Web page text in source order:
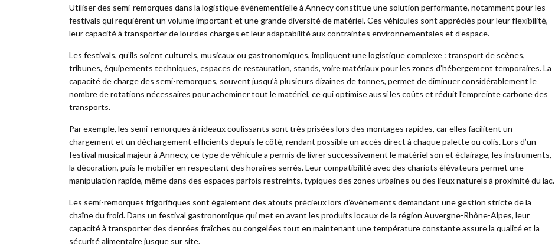
Utiliser des semi-remorques dans la logistique événementielle à Annecy constitue une solution performante, notamment pour les
festivals qui requièrent un volume important et une grande diversité de matériel. Ces véhicules sont appréciés pour leur flexibilité,
leur capacité à transporter de lourdes charges et leur adaptabilité aux contraintes environnementales et d’espace.
Les festivals, qu’ils soient culturels, musicaux ou gastronomiques, impliquent une logistique complexe : transport de scènes,
tribunes, équipements techniques, espaces de restauration, stands, voire matériaux pour les zones d’hébergement temporaires. La
capacité de charge des semi-remorques, souvent jusqu’à plusieurs dizaines de tonnes, permet de diminuer considérablement le
nombre de rotations nécessaires pour acheminer tout le matériel, ce qui optimise aussi les coûts et réduit l’empreinte carbone des
transports.
Par exemple, les semi-remorques à rideaux coulissants sont très prisées lors des montages rapides, car elles facilitent un
chargement et un déchargement efficients depuis le côté, rendant possible un accès direct à chaque palette ou colis. Lors d’un
festival musical majeur à Annecy, ce type de véhicule a permis de livrer successivement le matériel son et éclairage, les instruments,
la décoration, puis le mobilier en respectant des horaires serrés. Leur compatibilité avec des chariots élévateurs permet une
manipulation rapide, même dans des espaces parfois restreints, typiques des zones urbaines ou des lieux naturels à proximité du lac.
Les semi-remorques frigorifiques sont également des atouts précieux lors d’événements demandant une gestion stricte de la
chaîne du froid. Dans un festival gastronomique qui met en avant les produits locaux de la région Auvergne-Rhône-Alpes, leur
capacité à transporter des denrées fraîches ou congelées tout en maintenant une température constante assure la qualité et la
sécurité alimentaire jusque sur site.